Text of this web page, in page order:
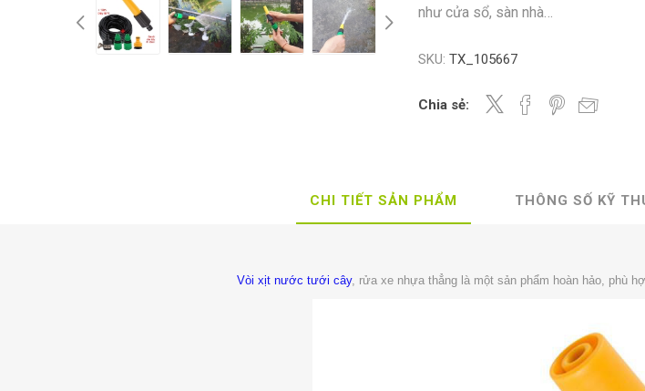
như cửa sổ, sàn nhà…
SKU: TX_105667
Chia sẻ:
CHI TIẾT SẢN PHẨM THÔNG SỐ KỸ
Vòi xịt nước tưới cây, rửa xe nhựa thẳng là một sản phẩm hoàn hảo, phù